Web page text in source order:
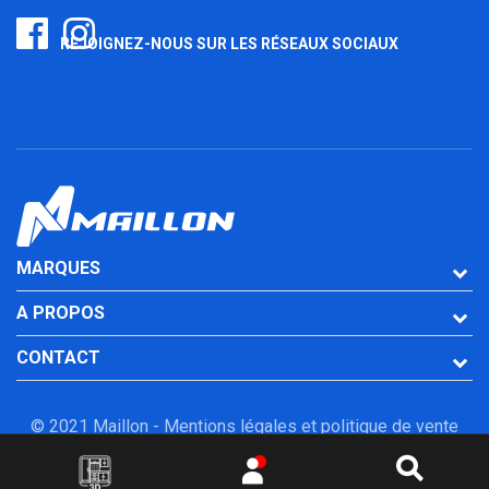
REJOIGNEZ-NOUS SUR LES RÉSEAUX SOCIAUX
MARQUES
A PROPOS
CONTACT
© 2021 Maillon - Mentions légales et politique de vente